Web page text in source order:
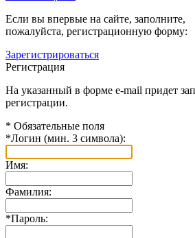
Если вы впервые на сайте, заполните,
пожалуйста, регистрационную форму:
Зарегистрироваться
Регистрация
На указанный в форме e-mail придет
регистрации.
* Обязательные поля
*Логин (мин. 3 символа):
Имя:
Фамилия:
*Пароль: